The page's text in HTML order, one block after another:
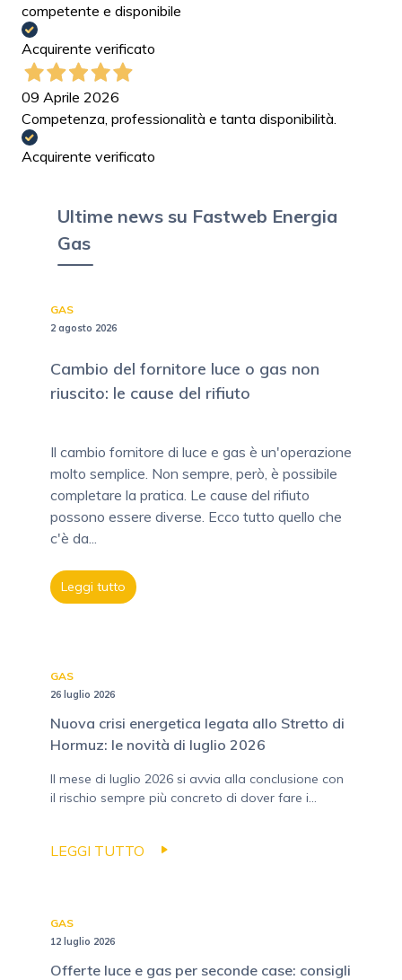
competente e disponibile
Acquirente verificato
09 Aprile 2026
Competenza, professionalità e tanta disponibilità.
Acquirente verificato
Ultime news su Fastweb Energia
Gas
GAS
2 agosto 2026
Cambio del fornitore luce o gas non
riuscito: le cause del rifiuto
Il cambio fornitore di luce e gas è un'operazione
molto semplice. Non sempre, però, è possibile
completare la pratica. Le cause del rifiuto
possono essere diverse. Ecco tutto quello che
c'è da...
Leggi tutto
GAS
26 luglio 2026
Nuova crisi energetica legata allo Stretto di
Hormuz: le novità di luglio 2026
Il mese di luglio 2026 si avvia alla conclusione con
il rischio sempre più concreto di dover fare i...
LEGGI TUTTO
GAS
12 luglio 2026
Offerte luce e gas per seconde case: consigli